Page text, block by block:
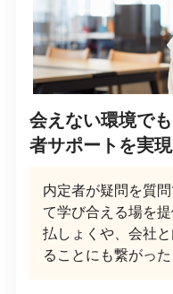
会えない環境で
者サポートを実現
内定者が疑問を質
て学び合える場を
払しょくや、会社
ることにも繋がっ